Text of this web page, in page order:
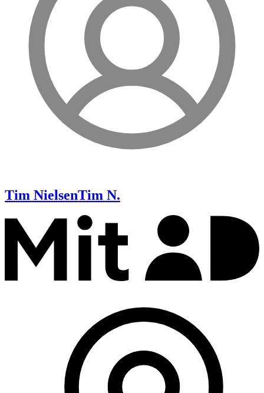
Tim NielsenTim N.